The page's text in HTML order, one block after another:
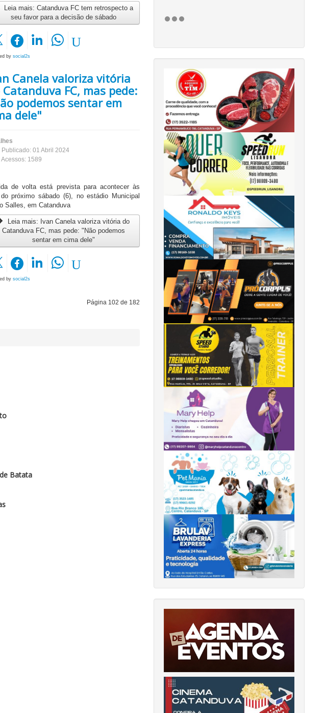
Leia mais: Catanduva FC tem retrospecto a
seu favor para a decisão de sábado
by social2s
Canela valoriza vitória
Catanduva FC, mas pede:
podemos sentar em
dele"
Publicado: 01 Abril 2024
Acessos: 1589
de volta está prevista para acontecer às
próximo sábado (6), no estádio Municipal
Salles, em Catanduva
Leia mais: Ivan Canela valoriza vitória do
Catanduva FC, mas pede: "Não podemos
sentar em cima dele"
by social2s
Página 102 de 182
Batata